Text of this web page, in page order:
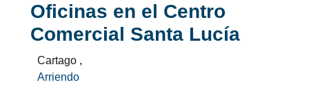
Oficinas en el Centro
Comercial Santa Lucía
Cartago ,
Arriendo